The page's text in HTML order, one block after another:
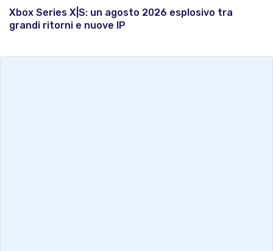
Xbox Series X|S: un agosto 2026 esplosivo tra
grandi ritorni e nuove IP